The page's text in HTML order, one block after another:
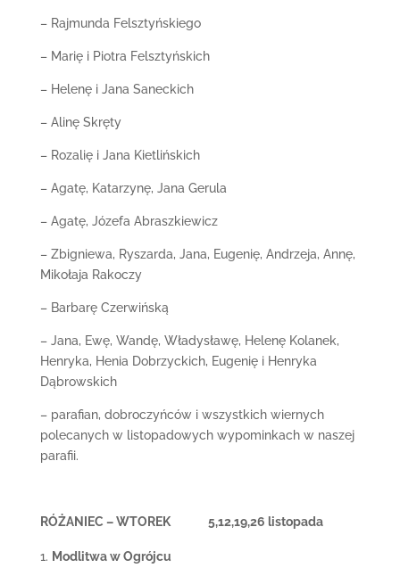
– Rajmunda Felsztyńskiego
– Marię i Piotra Felsztyńskich
– Helenę i Jana Saneckich
– Alinę Skręty
– Rozalię i Jana Kietlińskich
– Agatę, Katarzynę, Jana Gerula
– Agatę, Józefa Abraszkiewicz
– Zbigniewa, Ryszarda, Jana, Eugenię, Andrzeja, Annę,
Mikołaja Rakoczy
– Barbarę Czerwińską
– Jana, Ewę, Wandę, Władysławę, Helenę Kolanek,
Henryka, Henia Dobrzyckich, Eugenię i Henryka
Dąbrowskich
– parafian, dobroczyńców i wszystkich wiernych
polecanych w listopadowych wypominkach w naszej
parafii.
RÓŻANIEC – WTOREK 5,12,19,26 listopada
Modlitwa w Ogrójcu